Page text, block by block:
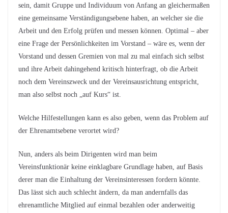
sein, damit Gruppe und Individuum von Anfang an gleichermaßen
eine gemeinsame Verständigungsebene haben, an welcher sie die
Arbeit und den Erfolg prüfen und messen können. Optimal – aber
eine Frage der Persönlichkeiten im Vorstand – wäre es, wenn der
Vorstand und dessen Gremien von mal zu mal einfach sich selbst
und ihre Arbeit dahingehend kritisch hinterfragt, ob die Arbeit
noch dem Vereinszweck und der Vereinsausrichtung entspricht,
man also selbst noch „auf Kurs“ ist.
Welche Hilfestellungen kann es also geben, wenn das Problem auf
der Ehrenamtsebene verortet wird?
Nun, anders als beim Dirigenten wird man beim
Vereinsfunktionär keine einklagbare Grundlage haben, auf Basis
derer man die Einhaltung der Vereinsinteressen fordern könnte.
Das lässt sich auch schlecht ändern, da man andernfalls das
ehrenamtliche Mitglied auf einmal bezahlen oder anderweitig